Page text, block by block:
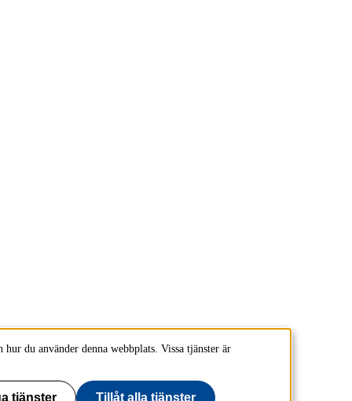
du använder denna webbplats. Vissa tjänster är
tjänster Tillåt alla tjänster